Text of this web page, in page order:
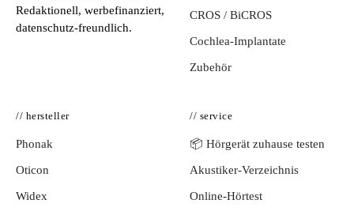
Redaktionell, werbefinanziert,
datenschutz-freundlich.
CROS / BiCROS
Cochlea-Implantate
Zubehör
// hersteller
Phonak
Oticon
Widex
// service
📦 Hörgerät zuhause testen
Akustiker-Verzeichnis
Online-Hörtest